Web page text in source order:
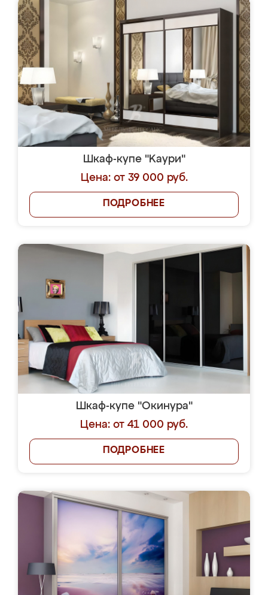
Шкаф-купе "Kaури"
Цена: от 39 000 руб.
ПОДРОБНЕЕ
Шкаф-купе "Окинура"
Цена: от 41 000 руб.
ПОДРОБНЕЕ